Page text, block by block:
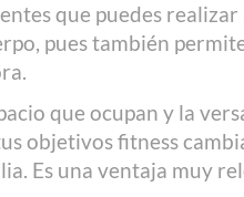
que puedes
pues también
que ocupan y la
objetivos fitness
Es una ventaja muy